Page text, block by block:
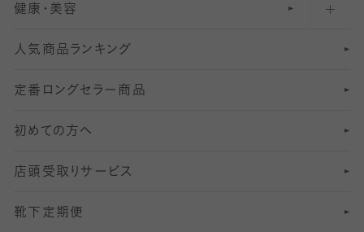
オーバーニー・ニーハイソックス
111〜210デニールタイツ
211デニールタイツ以上（防寒・厚手タイツ）
5 分丈
6 分丈レギンス
7 分丈 レギンス
8分丈 レギンス
10分丈 レギンス
12分丈レギンス
美脚ストッキング
オールスルーストッキング
フレッシャーズ向けソックス・靴下
冠婚葬祭向けソックス・靴下
スーツカジュアルソックス・靴下
ロングホーズ
ランニングソックス・靴下
ゴルフソックス・靴下
サッカー・フットサル用ソックス
ヨガソックス・靴下
スポーツ用レッグウォーマー
SSサイズ（21～23cm）
健康・美容
インナーソックス
加圧・着圧ソックス
冷えとり靴下
着圧・加圧タイツ
むくみ対策
人気商品ランキング
定番ロングセラー商品
初めての方へ
店頭受取りサービス
靴下定期便